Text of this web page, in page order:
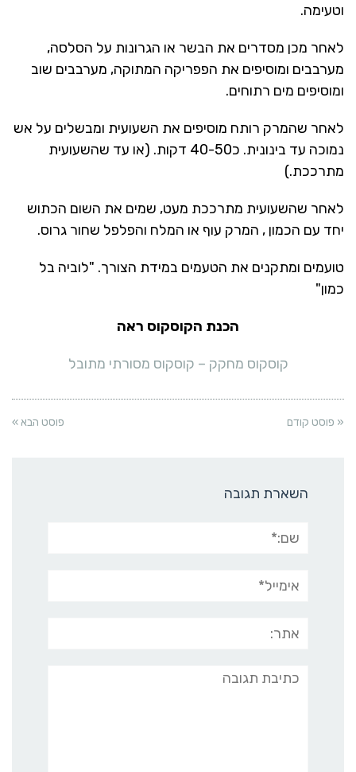
וטעימה.
לאחר מכן מסדרים את הבשר או הגרונות על הסלסה,
מערבבים ומוסיפים את הפפריקה המתוקה, מערבבים שוב
ומוסיפים מים רתוחים.
לאחר שהמרק רותח מוסיפים את השעועית ומבשלים על אש
נמוכה עד בינונית. כ40-50 דקות. (או עד שהשעועית
מתרככת.)
לאחר שהשעועית מתרככת מעט, שמים את השום הכתוש
יחד עם הכמון , המרק עוף או המלח והפלפל שחור גרוס.
טועמים ומתקנים את הטעמים במידת הצורך. "לוביה בל
כמון"
הכנת הקוסקוס ראה
קוסקוס מחקק – קוסקוס מסורתי מתובל
« פוסט קודם פוסט הבא »
השארת תגובה
אימייל*
תגובה